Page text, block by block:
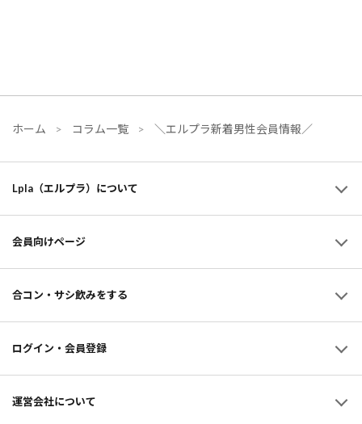
ホーム コラム一覧 ＼エルプラ新着男性会員情報／
運営会社について
合コン・サシ飲みをする
ログイン・会員登録
会員向けページ
Lpla（エルプラ）について